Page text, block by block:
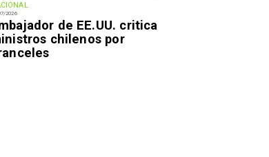
2026
de EE.UU. critica
chilenos por